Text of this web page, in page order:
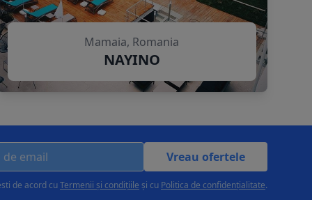
Mamaia, Romania
NAYINO
Vreau ofertele
de acord cuTermenii și condițiile și cu Politica de confidențialitate.